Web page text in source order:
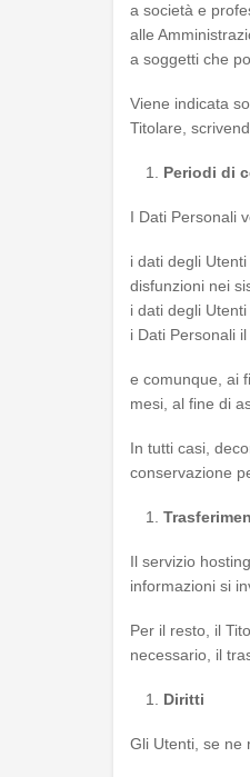
a società e
alle
a soggetti che
Viene indicata
Titolare,
Periodi di
I Dati Personali
i dati degli
disfunzioni nei
i dati degli
i Dati Personali
e comunque, ai
mesi, al fine di
In tutti casi,
conservazione
Il servizio
informazioni si
Per il resto, il
necessario, il
Diritti
Gli Utenti, se ne